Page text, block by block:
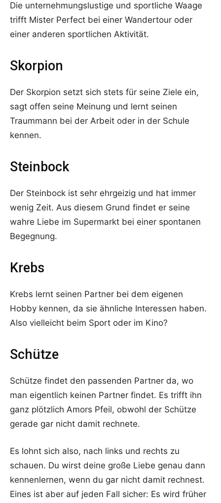
Die unternehmungslustige und sportliche Waage
trifft Mister Perfect bei einer Wandertour oder
einer anderen sportlichen Aktivität.
Skorpion
Der Skorpion setzt sich stets für seine Ziele ein,
sagt offen seine Meinung und lernt seinen
Traummann bei der Arbeit oder in der Schule
kennen.
Steinbock
Der Steinbock ist sehr ehrgeizig und hat immer
wenig Zeit. Aus diesem Grund findet er seine
wahre Liebe im Supermarkt bei einer spontanen
Begegnung.
Krebs
Krebs lernt seinen Partner bei dem eigenen
Hobby kennen, da sie ähnliche Interessen haben.
Also vielleicht beim Sport oder im Kino?
Schütze
Schütze findet den passenden Partner da, wo
man eigentlich keinen Partner findet. Es trifft ihn
ganz plötzlich Amors Pfeil, obwohl der Schütze
gerade gar nicht damit rechnete.
Es lohnt sich also, nach links und rechts zu
schauen. Du wirst deine große Liebe genau dann
kennenlernen, wenn du gar nicht damit rechnest.
Eines ist aber auf jeden Fall sicher: Es wird früher